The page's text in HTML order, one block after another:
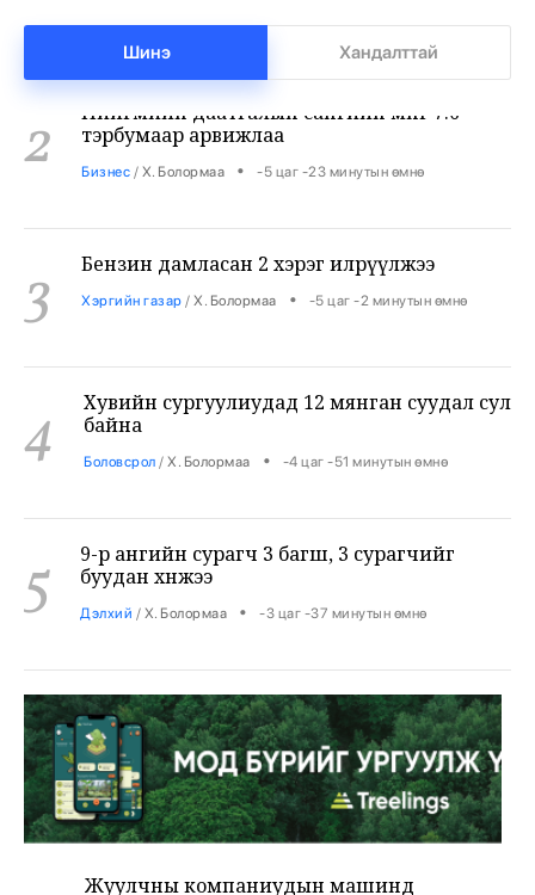
Шинэ Хандалттай
2
Нийгмийн даатгалын сангийн мөнгө 7.6
тэрбумаар арвижлаа
Бизнес /Х. Болормаа -5 цаг -23 минутын өмнө
3
4
байна
Боловсрол /Х. Болормаа • -4 цаг -51 минутын өмнө
5
буудан хөнөөжээ
Дэлхий/Х. Болормаа • -3 цаг -37 минутын өмнө
6
Жуулчны компаниудын машинд
шатахуун хязгаарлалтгүй олгохыг